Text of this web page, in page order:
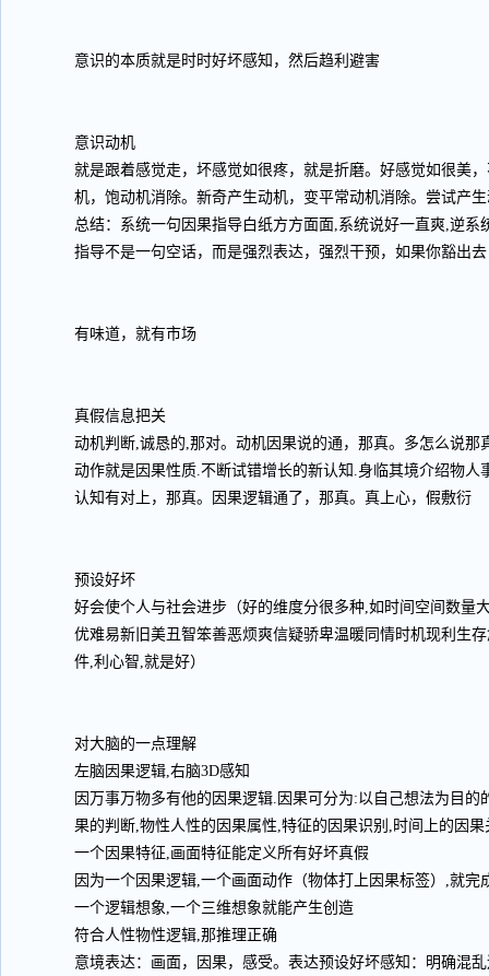
意识的本质就是时时好坏感知，然后趋利避害
意识动机
就是跟着感觉走，坏感觉如很疼，就是折磨。好感觉如很美
机，饱动机消除。新奇产生动机，变平常动机消除。尝试产
总结：系统一句因果指导白纸方方面面,系统说好一直爽,逆系
指导不是一句空话，而是强烈表达，强烈干预，如果你豁出
有味道，就有市场
真假信息把关
动机判断,诚恳的,那对。动机因果说的通，那真。多怎么说那
动作就是因果性质.不断试错增长的新认知.身临其境介绍物人
认知有对上，那真。因果逻辑通了，那真。真上心，假敷衍
预设好坏
好会使个人与社会进步（好的维度分很多种,如时间空间数量
优难易新旧美丑智笨善恶烦爽信疑骄卑温暖同情时机现利生
件,利心智,就是好）
对大脑的一点理解
左脑因果逻辑,右脑3D感知
因万事万物多有他的因果逻辑.因果可分为:以自己想法为目
果的判断,物性人性的因果属性,特征的因果识别,时间上的因果
一个因果特征,画面特征能定义所有好坏真假
因为一个因果逻辑,一个画面动作（物体打上因果标签）,就完
一个逻辑想象,一个三维想象就能产生创造
符合人性物性逻辑,那推理正确
意境表达：画面，因果，感受。表达预设好坏感知：明确混